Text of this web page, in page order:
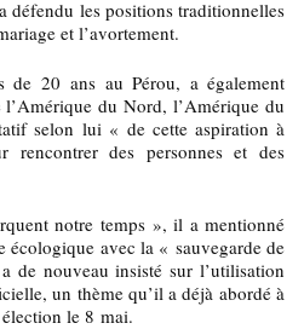
défendu les positions traditionnelles
et l’avortement.
20 ans au Pérou, a également
du Nord, l’Amérique du
selon lui « de cette aspiration à
rencontrer des personnes et des
notre temps », il a mentionné
écologique avec la « sauvegarde de
de nouveau insisté sur l’utilisation
un thème qu’il a déjà abordé à
le 8 mai.